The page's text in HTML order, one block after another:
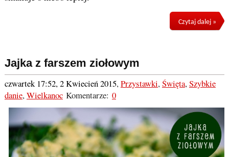
Czytaj dalej »
Jajka z farszem ziołowym
czwartek 17:52, 2 Kwiecień 2015,Przystawki,Święta,Szybkie
danie,WielkanocKomentarze: 0